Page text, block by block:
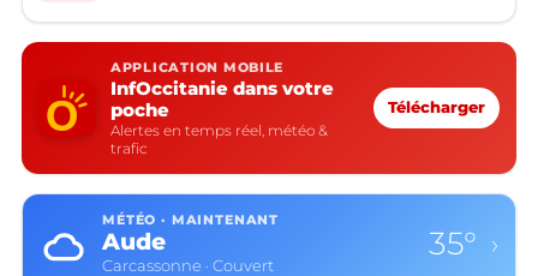
APPLICATION MOBILE
InfOccitanie dans votre
poche
Alertes en temps réel, météo &
trafic
Télécharger
MÉTÉO · MAINTENANT
Aude
Carcassonne · Couvert
35° ›